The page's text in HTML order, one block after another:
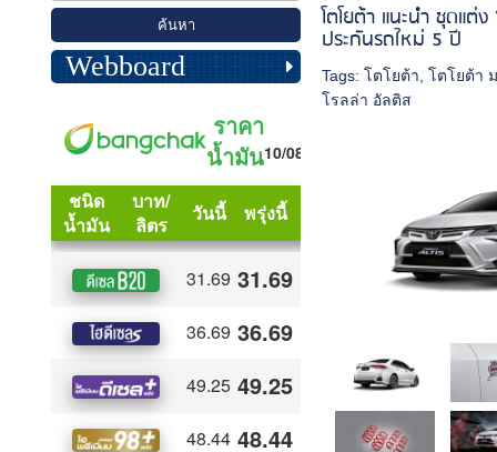
Webboard
โตโยต้า แนะนำ ชุดแ
ประกันรถใหม่ 5 ปี
Tags:โตโยต้า ,โตโยต้า
โรลล่า อัลติส